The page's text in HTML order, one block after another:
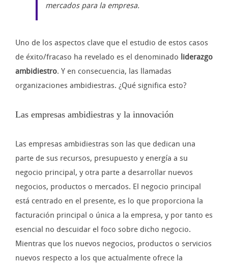
mercados para la empresa.
Uno de los aspectos clave que el estudio de estos casos
de éxito/fracaso ha revelado es el denominado liderazgo
ambidiestro. Y en consecuencia, las llamadas
organizaciones ambidiestras. ¿Qué significa esto?
Las empresas ambidiestras y la innovación
Las empresas ambidiestras son las que dedican una
parte de sus recursos, presupuesto y energía a su
negocio principal, y otra parte a desarrollar nuevos
negocios, productos o mercados. El negocio principal
está centrado en el presente, es lo que proporciona la
facturación principal o única a la empresa, y por tanto es
esencial no descuidar el foco sobre dicho negocio.
Mientras que los nuevos negocios, productos o servicios
nuevos respecto a los que actualmente ofrece la